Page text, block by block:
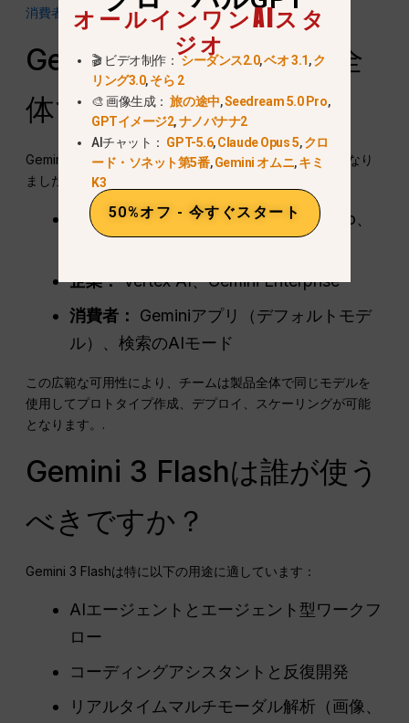
消費者アクセスではない。.
Gemini 3のGoogle製品全
体での即時利用可能性
Gemini 3 FlashがGoogleエコシステム全体で利用可能になり
ました：
開発者:Gemini API、Google AI Studio、
企業：Vertex AI、Gemini Enterprise
消費者：
Geminiアプリ（デフォルトモデ
ル）、検索のAIモード
この広範な可用性により、チームは製品全体で同じモデルを
使用してプロトタイプ作成、デプロイ、スケーリングが可能
となります。.
Gemini 3 Flashは誰が使う
べきですか？
Gemini 3 Flashは特に以下の用途に適しています：
AIエージェントとエージェント型ワークフ
ロー
コーディングアシスタントと反復開発
リアルタイムマルチモーダル解析（画像、
オールインワンAIスタ
ジオ
🎬 ビデオ制作：シーダンス2.0,ベオ 3.1,ク
リング3.0,そら 2
🎨 画像生成：旅の途中,Seedream 5.0 Pro,
GPTイメージ2,ナノバナナ2
AIチャット： GPT-5.6,Claude Opus 5,クロ
ード・ソネット第5番,Gemini オムニ,キミ
K3
50%オフ - 今すぐスタート